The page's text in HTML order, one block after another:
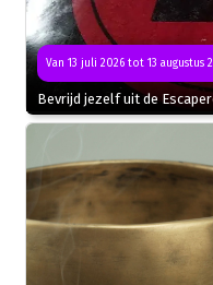
Van 13 juli 2026 tot 13 augustus
Bevrijd jezelf uit de